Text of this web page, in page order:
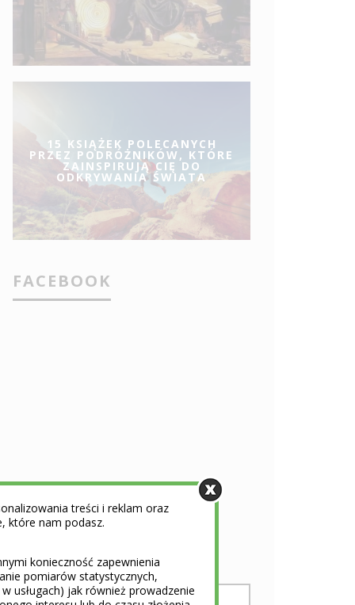
15 KSIĄŻEK POLECANYCH
PRZEZ PODRÓŻNIKÓW, KTÓRE
ZAINSPIRUJĄ CIĘ DO
ODKRYWANIA ŚWIATA
FACEBOOK
treści i reklam oraz
które nam podasz.
konieczność zapewnienia
pomiarów statystycznych,
usługach) jak również prowadzenie